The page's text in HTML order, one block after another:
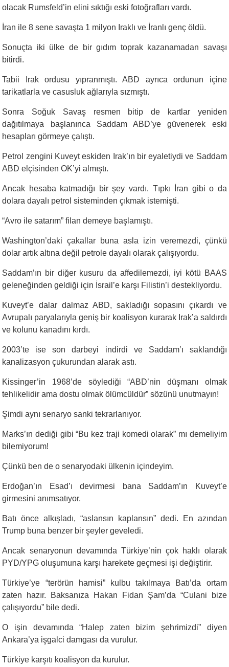
olacak Rumsfeld’in elini sıktığı eski fotoğrafları vardı.
İran ile 8 sene savaşta 1 milyon Iraklı ve İranlı genç öldü.
Sonuçta iki ülke de bir gıdım toprak kazanamadan savaşı
bitirdi.
Tabii Irak ordusu yıpranmıştı. ABD ayrıca ordunun içine
tarikatlarla ve casusluk ağlarıyla sızmıştı.
Sonra Soğuk Savaş resmen bitip de kartlar yeniden
dağıtılmaya başlanınca Saddam ABD’ye güvenerek eski
hesapları görmeye çalıştı.
Petrol zengini Kuveyt eskiden Irak’ın bir eyaletiydi ve Saddam
ABD elçisinden OK’yi almıştı.
Ancak hesaba katmadığı bir şey vardı. Tıpkı İran gibi o da
dolara dayalı petrol sisteminden çıkmak istemişti.
“Avro ile satarım” filan demeye başlamıştı.
Washington’daki çakallar buna asla izin veremezdi, çünkü
dolar artık altına değil petrole dayalı olarak çalışıyordu.
Saddam’ın bir diğer kusuru da affedilemezdi, iyi kötü BAAS
geleneğinden geldiği için İsrail’e karşı Filistin’i destekliyordu.
Kuveyt’e dalar dalmaz ABD, sakladığı sopasını çıkardı ve
Avrupalı paryalarıyla geniş bir koalisyon kurarak Irak’a saldırdı
ve kolunu kanadını kırdı.
2003’te ise son darbeyi indirdi ve Saddam’ı saklandığı
kanalizasyon çukurundan alarak astı.
Kissinger’in 1968’de söylediği “ABD’nin düşmanı olmak
tehlikelidir ama dostu olmak ölümcüldür” sözünü unutmayın!
Şimdi aynı senaryo sanki tekrarlanıyor.
Marks’ın dediği gibi “Bu kez traji komedi olarak” mı demeliyim
bilemiyorum!
Çünkü ben de o senaryodaki ülkenin içindeyim.
Erdoğan’ın Esad’ı devirmesi bana Saddam’ın Kuveyt’e
girmesini anımsatıyor.
Batı önce alkışladı, “aslansın kaplansın” dedi. En azından
Trump buna benzer bir şeyler geveledi.
Ancak senaryonun devamında Türkiye’nin çok haklı olarak
PYD/YPG oluşumuna karşı harekete geçmesi işi değiştirir.
Türkiye’ye “terörün hamisi” kulbu takılmaya Batı’da ortam
zaten hazır. Baksanıza Hakan Fidan Şam’da “Culani bize
çalışıyordu” bile dedi.
O işin devamında “Halep zaten bizim şehrimizdi” diyen
Ankara’ya işgalci damgası da vurulur.
Türkiye karşıtı koalisyon da kurulur.